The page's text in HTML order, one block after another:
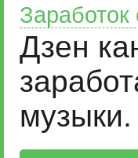
Дзен